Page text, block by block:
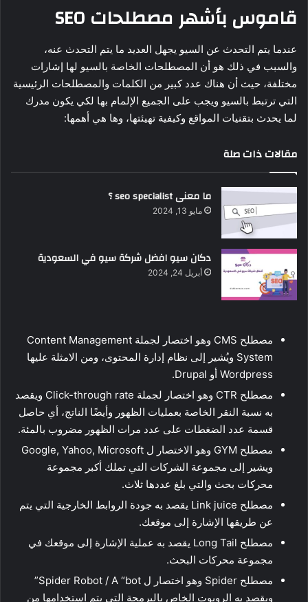
قاموس بأشهر مصطلحات SEO
عندما يتم التحدث عن السيو يجهل العديد ما يتم التحدث عنه،
والسبب في ذلك هو أن المصطلحات الخاصة بالسيو لها إشارات
مختلفة، حيث أن هناك عدد كبير من الكلمات والمصطلحات الرئيسية
التي ترتبط بالسيو ويجب على الجميع الإلمام بها لكي يكون مدرك
لما يحدث بتقنيات المواقع وكيفية تهيئتها، وها هي أهمها:
مقالات ذات صلة
ما معنى seo specialist ؟
مايو 13, 2024
دكان سيو افضل شركة سيو في السعودية
أبريل 24, 2024
مصطلح CMS وهو اختصار لجملة Content Management
System ويُشير إلى نظام إدارة المحتوى، ومن الامثلة عليها
Wordpress أو Drupal.
مصطلح CTR وهو اختصار لجملة Click-through rate ويقصد
به نسبة النقر الخاصة بعمليات الظهور وأيضًا الناتج، أي حاصل
قسمة عدد الضغطات على عدد مرات الظهور مضروب بالمئة.
مصطلح GYM وهو الاختصار ل Google, Yahoo, Microsoft
ويشير إلى مجموعة الشركات التي تملك أكبر مجموعة
محركات بحث والتي بلغ عددها ثلاث.
مصطلح Link juice يقصد به جودة الروابط الخارجية التي يتم
عن طريقها الإشارة إلى موقعك.
مصطلح Long Tail يقصد به عملية الإشارة إلى موقعك في
مجموعة محركات البحث.
مصطلح Spider وهو اختصار ل Spider Robot / A “bot”
ويقصد به الروبوت الخاص بالبرمجة التي يتم استخدامها من